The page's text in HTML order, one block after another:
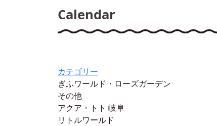
Calendar
カテゴリー
ぎふワールド・ローズガーデン
その他
アクア・トト 岐阜
リトルワールド